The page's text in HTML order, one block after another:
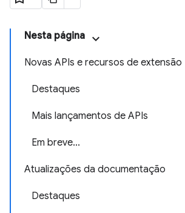
Nesta página
Novas APIs e recursos de extensão
Destaques
Mais lançamentos de APIs
Em breve...
Atualizações da documentação
Destaques